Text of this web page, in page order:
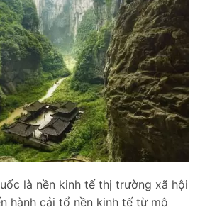
là nền kinh tế thị trường xã hội
hành cải tổ nền kinh tế từ mô